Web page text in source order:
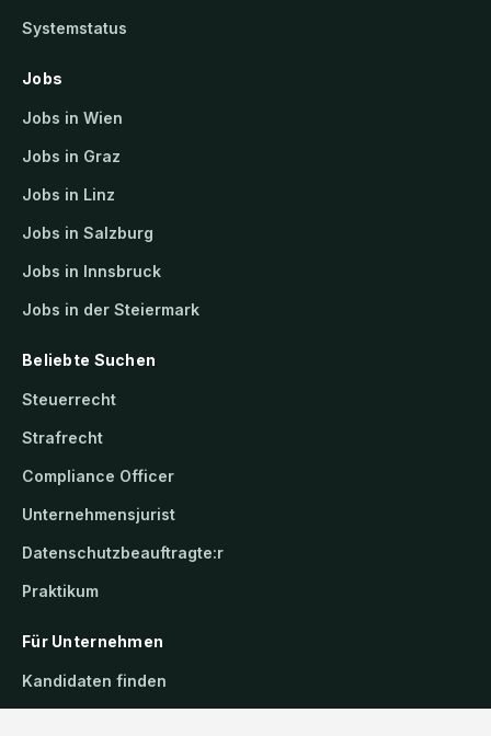
Systemstatus
Jobs
Jobs in Wien
Jobs in Graz
Jobs in Linz
Jobs in Salzburg
Jobs in Innsbruck
Jobs in der Steiermark
Beliebte Suchen
Steuerrecht
Strafrecht
Compliance Officer
Unternehmensjurist
Datenschutzbeauftragte:r
Praktikum
Für Unternehmen
Kandidaten finden